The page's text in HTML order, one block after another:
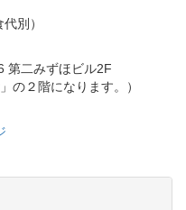
別）
二みずほビル2F
階になります。）